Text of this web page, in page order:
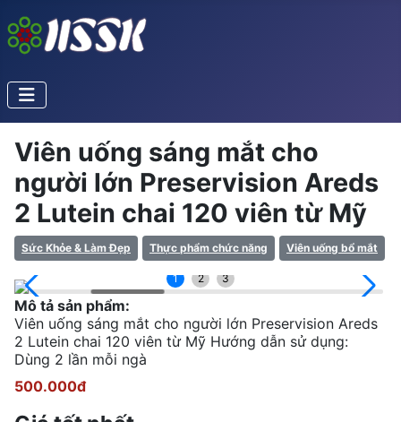
Viên uống sáng mắt cho
người lớn Preservision Areds
2 Lutein chai 120 viên từ Mỹ
Sức Khỏe & Làm Đẹp Thực phẩm chức năng Viên uống bổ mắt
1 2 3
Mô tả sản phẩm:
Viên uống sáng mắt cho người lớn Preservision Areds
2 Lutein chai 120 viên từ Mỹ Hướng dẫn sử dụng:
Dùng 2 lần mỗi ngà
500.000đ